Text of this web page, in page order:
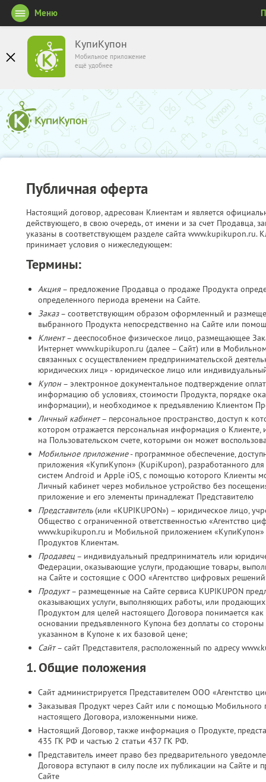
КупиКупон
Мобильное приложение
ещё удобнее
Меню
Публичная оферта
Настоящий договор, адресован Клиентам и является
действующего, в свою очередь, от имени и за счет Продавца,
указаны в соответствующем разделе сайта www.kupikupon.ru.
принимает условия о нижеследующем:
Термины:
Акция– предложение Продавца о продаже Продукта
определенного периода времени на Сайте.
Заказ– соответствующим образом оформленный и
выбранного Продукта непосредственно на Сайте или
Клиент– дееспособное физическое лицо, размещающее
Интернет www.kupikupon.ru (далее – Сайт) или в
связанных с осуществлением предпринимательской
юридических лиц» - юридическое лицо или
Купон – электронное документальное подтверждение
информацию об условиях, стоимости Продукта, порядке
информации), и необходимое к предъявлению Клиентом
Личный кабинет– персональное пространство, доступ к
котором отражается персональная информация о Клиенте,
на Пользовательском счете, которыми он может
Мобильное приложение- программное обеспечение,
приложения «КупиКупон» (KupiKupon), разработанного
систем Android и Apple iOS, с помощью которого Клиенты
Личный кабинет через мобильное устройство без
приложение и его элементы принадлежат Представителю
Представитель(или «KUPIKUPON») – юридическое лицо,
Общество с ограниченной ответственностью «Агентство
www.kupikupon.ru и Мобильной приложением
Продуктов Клиентам.
Продавец – индивидуальный предприниматель или
Федерации, оказывающие услуги, продающие товары,
на Сайте и состоящие с ООО «Агентство цифровых
Продукт– размещенные на Сайте сервиса KUPIKUPON
оказывающих услуги, выполняющих работы, или
Продуктом для целей настоящего Договора понимается
основании предъявленного Купона без доплаты со
указанном в Купоне к их базовой цене;
Сайт– сайт Представителя, расположенный по адресу
1. Общие положения
Сайт администрируется Представителем ООО «Агентство
Заказывая Продукт через Сайт или с помощью Мобильного
настоящего Договора, изложенными ниже.
Настоящий Договор, также информация о Продукте,
435 ГК РФ и частью 2 статьи 437 ГК РФ.
Представитель имеет право без предварительного
Договора вступают в силу после их публикации на Сайте
Сайте